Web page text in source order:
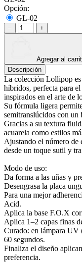
Opción:
GL-02
− +
Agregar al
Descripción
La colección Lollipop es
híbridos, perfecta para
inspirados en el arte de
Su fórmula ligera
semitranslúcidos con
Gracias a su textura
acuarela como estilos
Ajustando el número de
desde un toque sutil y
Modo de uso:
Da forma a las uñas y
Desengrasa la placa
Para una mejor
Acid.
Aplica la base F.O.X
Aplica 1–2 capas finas
Curado: en lámpara
60 segundos.
Finaliza el diseño
preferencia.